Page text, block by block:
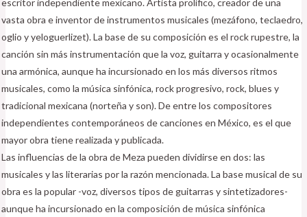
vasta obra e inventor de instrumentos musicales (mezáfono, teclaedro,
oglio y yeloguerlizet). La base de su composición es el rock rupestre, la
canción sin más instrumentación que la voz, guitarra y ocasionalmente
una armónica, aunque ha incursionado en los más diversos ritmos
musicales, como la música sinfónica, rock progresivo, rock, blues y
tradicional mexicana (norteña y son). De entre los compositores
independientes contemporáneos de canciones en México, es el que
mayor obra tiene realizada y publicada.
Las influencias de la obra de Meza pueden dividirse en dos: las
musicales y las literarias por la razón mencionada. La base musical de su
obra es la popular -voz, diversos tipos de guitarras y sintetizadores-
aunque ha incursionado en la composición de música sinfónica